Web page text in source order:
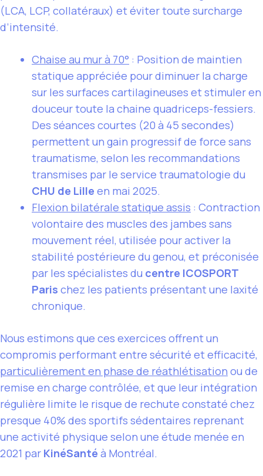
(LCA, LCP, collatéraux) et éviter toute surcharge
d’intensité.
Chaise au mur à 70° : Position de maintien
statique appréciée pour diminuer la charge
sur les surfaces cartilagineuses et stimuler en
douceur toute la chaine quadriceps-fessiers.
Des séances courtes (20 à 45 secondes)
permettent un gain progressif de force sans
traumatisme, selon les recommandations
transmises par le service traumatologie du
CHU de Lille en mai 2025.
Flexion bilatérale statique assis : Contraction
volontaire des muscles des jambes sans
mouvement réel, utilisée pour activer la
stabilité postérieure du genou, et préconisée
par les spécialistes du centre ICOSPORT
Paris chez les patients présentant une laxité
chronique.
Nous estimons que ces exercices offrent un
compromis performant entre sécurité et efficacité,
particulièrement en phase de réathlétisation ou de
remise en charge contrôlée, et que leur intégration
régulière limite le risque de rechute constaté chez
presque 40% des sportifs sédentaires reprenant
une activité physique selon une étude menée en
2021 par KinéSanté à Montréal.